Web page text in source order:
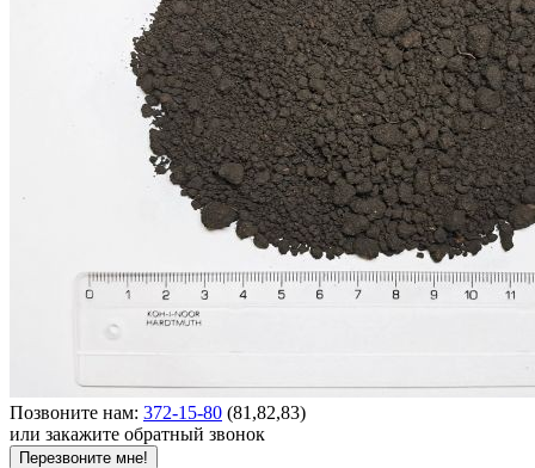
Позвоните нам: 372-15-80 (81,82,83)
или закажите обратный звонок
Перезвоните мне!